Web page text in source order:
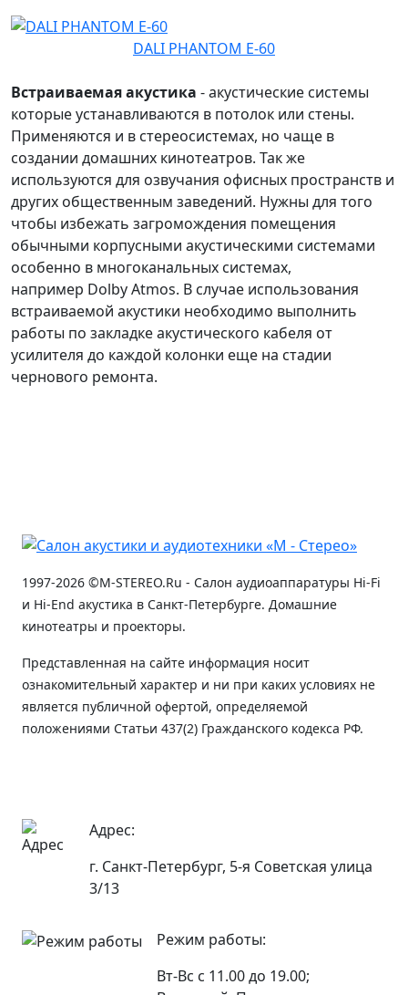
DALI PHANTOM E-60
Встраиваемая акустика - акустические системы
которые устанавливаются в потолок или стены.
Применяются и в стереосистемах, но чаще в
создании домашних кинотеатров. Так же
используются для озвучания офисных пространств и
других общественным заведений. Нужны для того
чтобы избежать загромождения помещения
обычными корпусными акустическими системами
особенно в многоканальных системах,
например Dolby Atmos. В случае использования
встраиваемой акустики необходимо выполнить
работы по закладке акустического кабеля от
усилителя до каждой колонки еще на стадии
чернового ремонта.
1997-2026 ©M-STEREO.Ru - Салон аудиоаппаратуры Hi-Fi
и Hi-End акустика в Санкт-Петербурге. Домашние
кинотеатры и проекторы.
Представленная на сайте информация носит
ознакомительный характер и ни при каких условиях не
является публичной офертой, определяемой
положениями Статьи 437(2) Гражданского кодекса РФ.
Адрес:
г. Санкт-Петербург, 5-я Советская улица
3/13
Режим работы:
Вт-Вс с 11.00 до 19.00;